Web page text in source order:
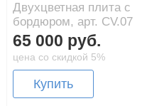
Двухцветная плита с
бордюром, арт. CV.07
65 000 руб.
цена со скидкой 5%
Купить